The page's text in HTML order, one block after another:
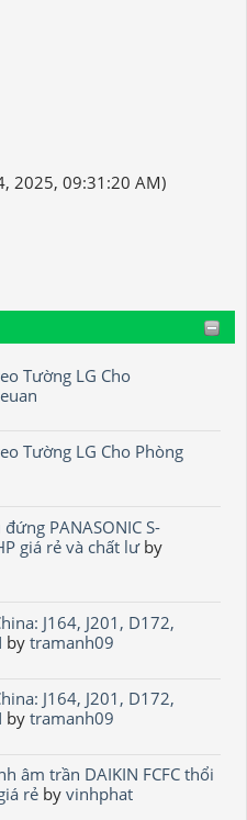
2025, 09:31:20 AM)
Tường LG Cho
Tường LG Cho Phòng
PANASONIC S-
giá rẻ và chất lưby
J164, J201, D172,
bytramanh09
J164, J201, D172,
bytramanh09
âm trần DAIKIN FCFC thổi
rẻ byvinhphat